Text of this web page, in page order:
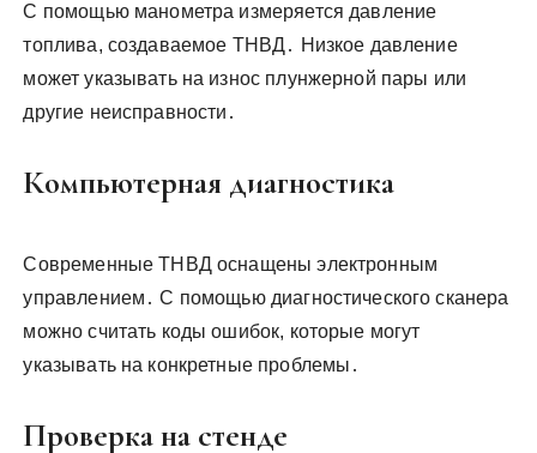
С помощью манометра измеряется давление
топлива, создаваемое ТНВД․ Низкое давление
может указывать на износ плунжерной пары или
другие неисправности․
Компьютерная диагностика
Современные ТНВД оснащены электронным
управлением․ С помощью диагностического сканера
можно считать коды ошибок, которые могут
указывать на конкретные проблемы․
Проверка на стенде